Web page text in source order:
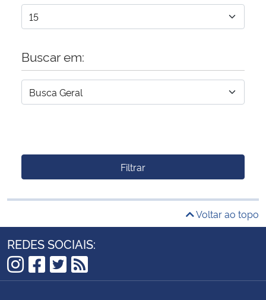
Buscar em:
Filtrar
Voltar ao topo
REDES SOCIAIS:
Instagram
Facebook
Twitter
RSS